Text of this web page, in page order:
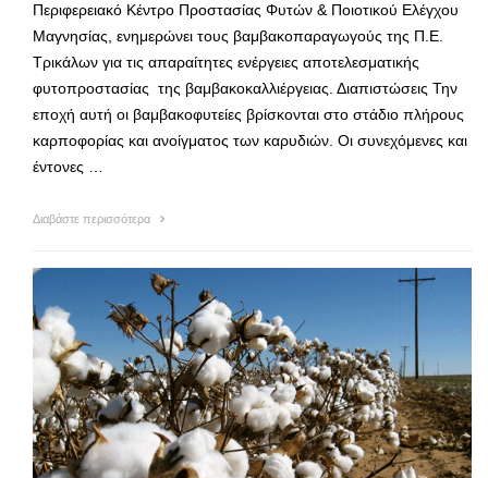
Περιφερειακό Κέντρο Προστασίας Φυτών & Ποιοτικού Ελέγχου
Μαγνησίας, ενημερώνει τους βαμβακοπαραγωγούς της Π.Ε.
Τρικάλων για τις απαραίτητες ενέργειες αποτελεσματικής
φυτοπροστασίας της βαμβακοκαλλιέργειας. Διαπιστώσεις Την
εποχή αυτή οι βαμβακοφυτείες βρίσκονται στο στάδιο πλήρους
καρποφορίας και ανοίγματος των καρυδιών. Οι συνεχόμενες και
έντονες …
Διαβάστε περισσότερα